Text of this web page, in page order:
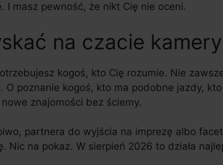
I masz pewność, że nikt Cię nie oceni.
na czacie
kogoś, kto Cię rozumie. Nie
O poznanie kogoś, kto ma podobne jazdy,
znajomości bez ściemy.
partnera do wyjścia na imprezę albo
Nic na pokaz. W sierpień 2026 to działa